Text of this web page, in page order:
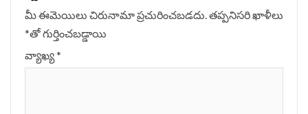
మీ ఈమెయిలు చిరునామా ప్రచురించబడదు.తప్పనిసరి ఖాళీలు
*‌తో గుర్తించబడ్డాయి
వ్యాఖ్య*